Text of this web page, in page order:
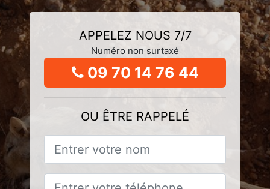
APPELEZ NOUS 7/7
Numéro non surtaxé
09 70 14 76 44
OU ÊTRE RAPPELÉ